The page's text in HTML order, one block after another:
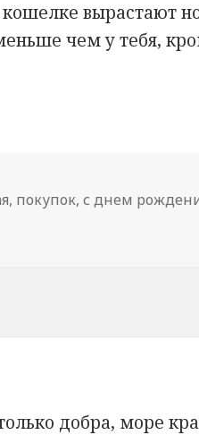
вырастают
чем у тебя,
, покупок,с днем
добра, море